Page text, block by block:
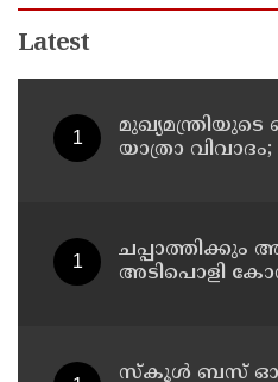
Latest
യാത്രാ
ചപ്പാത്തിക്കും
അടിപൊളി
സ്കൂൾ ബസ്